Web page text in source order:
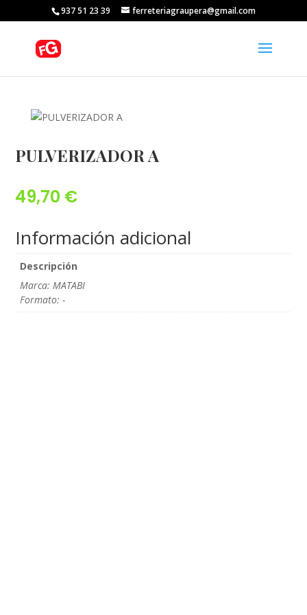
937 51 23 39 ferreteriagraupera@gmail.com
PULVERIZADOR A
49,70 €
Información adicional
Descripción
Marca: MATABI
Formato: -